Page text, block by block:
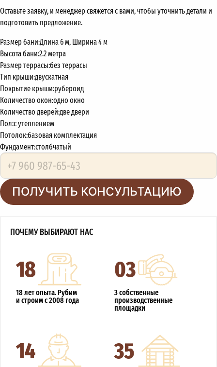
Оставьте заявку, и менеджер свяжется с вами, чтобы уточнить детали и
подготовить предложение.
Размер бани:Длина 6 м, Ширина 4 м
Высота бани:2.2 метра
Размер террасы:без террасы
Тип крыши:двускатная
Покрытие крыши:рубероид
Количество окон:одно окно
Количество дверей:две двери
Пол:с утеплением
Потолок:базовая комплектация
Фундамент:столбчатый
ПОЛУЧИТЬ КОНСУЛЬТАЦИЮ
ПОЧЕМУ ВЫБИРАЮТ НАС
18
18 лет опыта. Рубим
и строим с 2008 года
03
3 собственные
производственные
площадки
14 35